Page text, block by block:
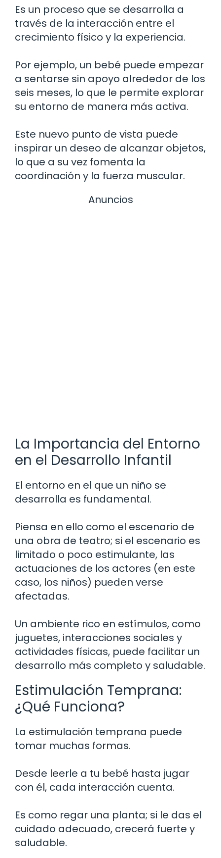
Es un proceso que se desarrolla a
través de la interacción entre el
crecimiento físico y la experiencia.
Por ejemplo, un bebé puede empezar
a sentarse sin apoyo alrededor de los
seis meses, lo que le permite explorar
su entorno de manera más activa.
Este nuevo punto de vista puede
inspirar un deseo de alcanzar objetos,
lo que a su vez fomenta la
coordinación y la fuerza muscular.
Anuncios
La Importancia del Entorno
en el Desarrollo Infantil
El entorno en el que un niño se
desarrolla es fundamental.
Piensa en ello como el escenario de
una obra de teatro; si el escenario es
limitado o poco estimulante, las
actuaciones de los actores (en este
caso, los niños) pueden verse
afectadas.
Un ambiente rico en estímulos, como
juguetes, interacciones sociales y
actividades físicas, puede facilitar un
desarrollo más completo y saludable.
Estimulación Temprana:
¿Qué Funciona?
La estimulación temprana puede
tomar muchas formas.
Desde leerle a tu bebé hasta jugar
con él, cada interacción cuenta.
Es como regar una planta; si le das el
cuidado adecuado, crecerá fuerte y
saludable.